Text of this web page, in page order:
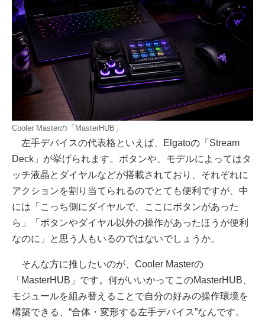
Cooler Masterの「MasterHUB」
左手デバイスの代表格といえば、Elgatoの「Stream
Deck」が挙げられます。ボタンや、モデルによってはタ
ッチ液晶とダイヤルなどが搭載されており、それぞれに
アクションを割り当てられるのでとても便利ですが、中
には「こっち側にダイヤルで、ここにボタンがあった
ら」「ボタンやダイヤル以外の操作があったほうが便利
なのに」と思う人もいるのではないでしょうか。
そんな方に推したいのが、Cooler Masterの
「MasterHUB」です。何がいいかってこのMasterHUB、
モジュールを組み替えることで自分の好みの操作環境を
構築できる、“合体・変形する左手デバイス”なんです。